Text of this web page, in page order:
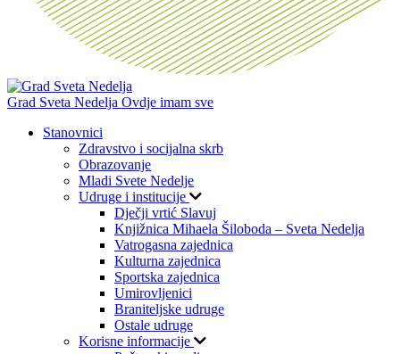
Grad Sveta Nedelja Ovdje imam sve
Stanovnici
Zdravstvo i socijalna skrb
Obrazovanje
Mladi Svete Nedelje
Udruge i institucije
Dječji vrtić Slavuj
Knjižnica Mihaela Šiloboda – Sveta Nedelja
Vatrogasna zajednica
Kulturna zajednica
Sportska zajednica
Umirovljenici
Braniteljske udruge
Ostale udruge
Korisne informacije